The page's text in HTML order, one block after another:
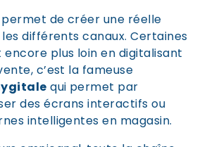
permet de créer une réelle
différents canaux. Certaines
encore plus loin en digitalisant
c’est la fameuse
qui permet par
des écrans interactifs ou
intelligentes en magasin.